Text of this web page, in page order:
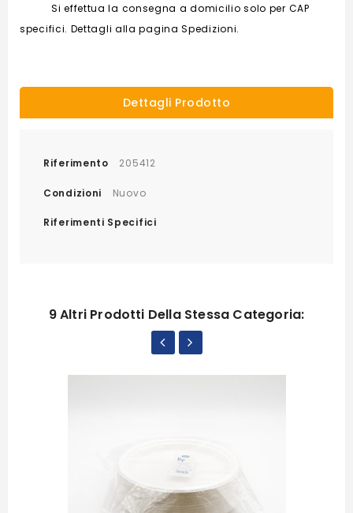
Si effettua la consegna a domicilio solo per CAP
specifici. Dettagli alla pagina Spedizioni.
Dettagli Prodotto
Riferimento 205412
Condizioni Nuovo
Riferimenti Specifici
9 Altri Prodotti Della Stessa Categoria: